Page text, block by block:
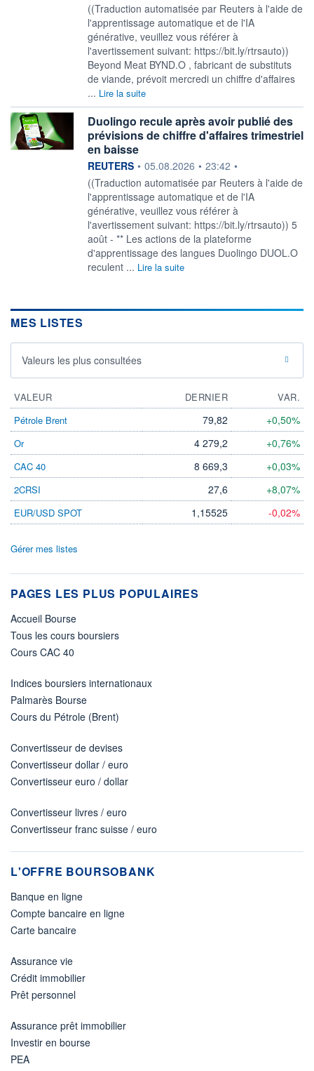
((Traduction automatisée par Reuters à l'aide de
l'apprentissage automatique et de l'IA
générative, veuillez vous référer à
l'avertissement suivant: https://bit.ly/rtrsauto))
Beyond Meat BYND.O , fabricant de substituts
de viande, prévoit mercredi un chiffre d'affaires
... Lire la suite
Duolingo recule après avoir publié des
prévisions de chiffre d'affaires trimestriel
en baisse
information fournie par
REUTERS • 05.08.2026 • 23:42 •
((Traduction automatisée par Reuters à l'aide de
l'apprentissage automatique et de l'IA
générative, veuillez vous référer à
l'avertissement suivant: https://bit.ly/rtrsauto)) 5
août - ** Les actions de la plateforme
d'apprentissage des langues Duolingo DUOL.O
reculent ... Lire la suite
MES LISTES
Valeurs les plus consultées
VALEUR DERNIER
VAR.
Pétrole Brent
79,82 +0,50%
Or 4 279,2 +0,76%
CAC 40 8 669,3 +0,03%
2CRSI 27,6 +8,07%
EUR/USD SPOT 1,15525 -0,02%
Gérer mes listes
PAGES LES PLUS POPULAIRES
Accueil Bourse
Tous les cours boursiers
Cours CAC 40
Indices boursiers internationaux
Palmarès Bourse
Cours du Pétrole (Brent)
Convertisseur de devises
Convertisseur dollar / euro
Convertisseur euro / dollar
Convertisseur livres / euro
Convertisseur franc suisse / euro
L'OFFRE BOURSOBANK
Banque en ligne
Compte bancaire en ligne
Carte bancaire
Assurance vie
Crédit immobilier
Prêt personnel
Assurance prêt immobilier
Investir en bourse
PEA